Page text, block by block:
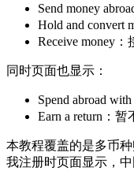
Send money
Hold and convert
Receive money
同时页面也显示：
Spend abroad
Earn a return：暂
本教程覆盖的是多币
我注册时页面显示，中